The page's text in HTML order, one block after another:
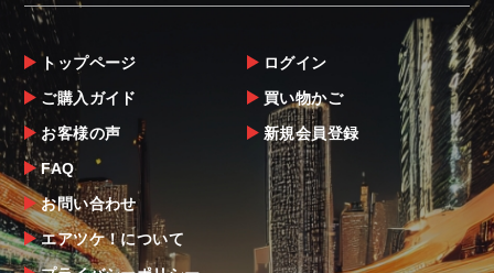
商品到着後は速やかに開封のうえ、中身をご
確認下さい。
当社ならびにメーカーでは販売する商品に万
全を期すよう尽力しておりますが、
万一、商品に不具合があった場合は商品出荷
後5日以内にご連絡をお願いします。
なお、塗装・加工・装着後の交換や返品は、
理由を問わず一切お受けできません。
トップページ
ご購入ガイド
お客様の声
FAQ
お問い合わせ
エアツケ！について
ログイン
買い物かご
新規会員登録